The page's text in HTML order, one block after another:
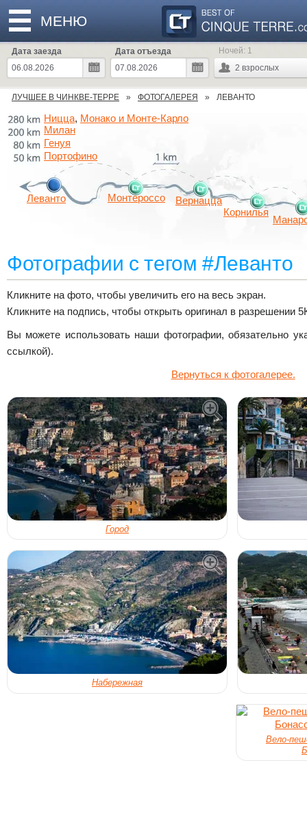
МЕНЮ
Дата заезда
Дата отъезда
2 взрослых
Ночей: 1
ЛУЧШЕЕ В ЧИНКВЕ-ТЕРРЕ ФОТОГАЛЕРЕЯ ЛЕВАНТО
Леванто Монтероссо
Вернацца
Корнилья
Генуя
Милан
Ницца, Монако и Монте-Карло
Портофино
Фотографии с тегом #Леванто
Кликните на фото, чтобы увеличить его на весь экран.
Кликните на подпись, чтобы открыть оригинал в разрешении
Вы можете использовать наши фотографии, обязательно
ссылкой).
Вернуться к фотогалерее.
Город
Набережная
Вело-